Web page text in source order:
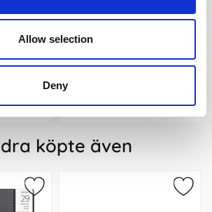
Allow selection
Deny
Color
Hemkalendern 2026-2027
köpte även